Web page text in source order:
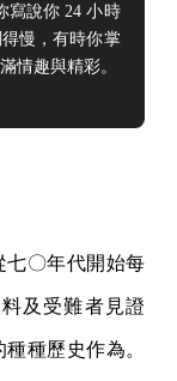
寫說你 24 小時
慢，有時你掌
情趣與精彩。
七〇年代開始每
及受難者見證
種歷史作為。